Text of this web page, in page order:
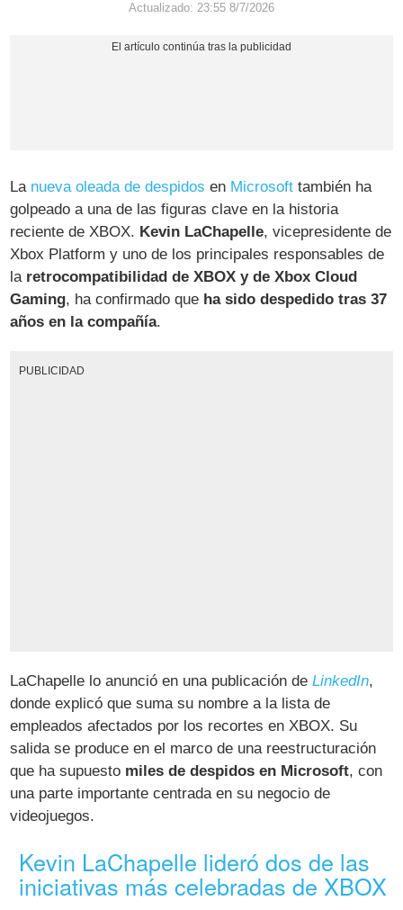
Actualizado: 23:55 8/7/2026
La nueva oleada de despidos en Microsoft también ha
golpeado a una de las figuras clave en la historia
reciente de XBOX. Kevin LaChapelle, vicepresidente de
Xbox Platform y uno de los principales responsables de
la retrocompatibilidad de XBOX y de Xbox Cloud
Gaming, ha confirmado que ha sido despedido tras 37
años en la compañía.
PUBLICIDAD
LaChapelle lo anunció en una publicación deLinkedIn,
donde explicó que suma su nombre a la lista de
empleados afectados por los recortes en XBOX. Su
salida se produce en el marco de una reestructuración
que ha supuesto miles de despidos en Microsoft, con
una parte importante centrada en su negocio de
videojuegos.
Kevin LaChapelle lideró dos de las
iniciativas más celebradas de XBOX